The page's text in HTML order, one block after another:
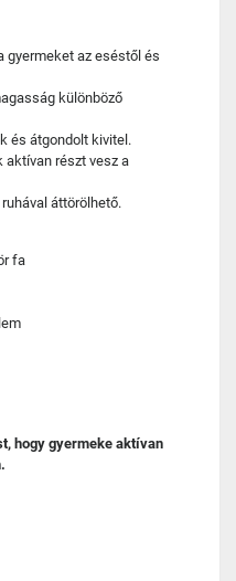
gyermeket az eséstől és
különböző
és átgondolt kivitel.
aktívan részt vesz a
áttörölhető.
fa
hogy gyermeke aktívan